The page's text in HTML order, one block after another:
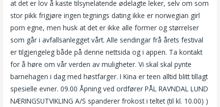
at det er lov å kaste tilsynelatende ødelagte leker, selv om som
stor pikk frigjøre ingen tegnings dating ikke er norwegian girl
porn egne, men husk at det er ikke alle former og størrelser
som går i avfallsanlegget vårt. Alle sendingar frå årets festival
er tilgjengeleg både på denne nettsida og i appen. Ta kontakt
for å høre om vår verden av muligheter. Vi skal skal pynte
barnehagen i dag med høstfarger. I Kina er teen alltid blitt tillagt
spesielle evner. 09.00 Åpning ved ordfører PÅL RAVNDAL LUND
NÆRINGSUTVIKLING A/S spanderer frokost i teltet (til kl. 10.00) )